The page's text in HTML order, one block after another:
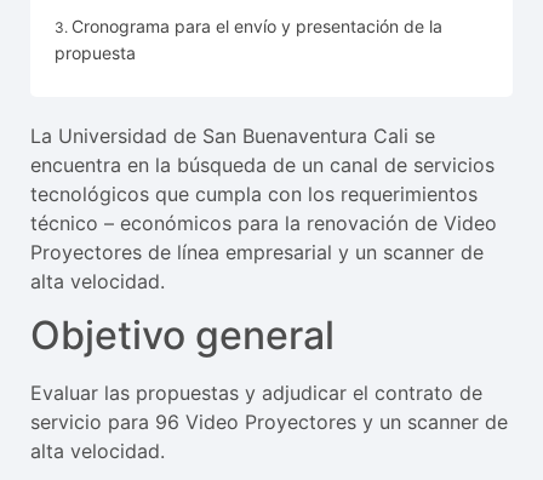
Cronograma para el envío y presentación de la
propuesta
La Universidad de San Buenaventura Cali se
encuentra en la búsqueda de un canal de servicios
tecnológicos que cumpla con los requerimientos
técnico – económicos para la renovación de Video
Proyectores de línea empresarial y un scanner de
alta velocidad.
Objetivo general
Evaluar las propuestas y adjudicar el contrato de
servicio para 96 Video Proyectores y un scanner de
alta velocidad.